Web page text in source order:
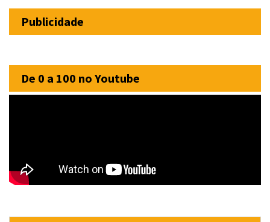
Publicidade
De 0 a 100 no Youtube